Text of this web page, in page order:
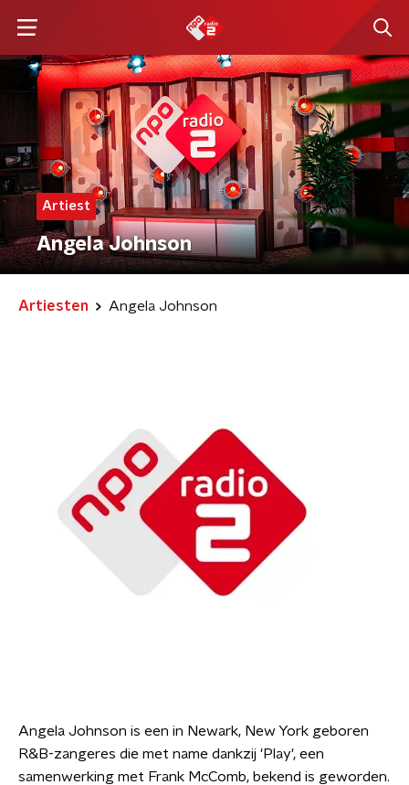
Artiest
Angela Johnson
Artiesten Angela Johnson
Angela Johnson is een in Newark, New York geboren
R&B-zangeres die met name dankzij 'Play', een
samenwerking met Frank McComb, bekend is geworden.